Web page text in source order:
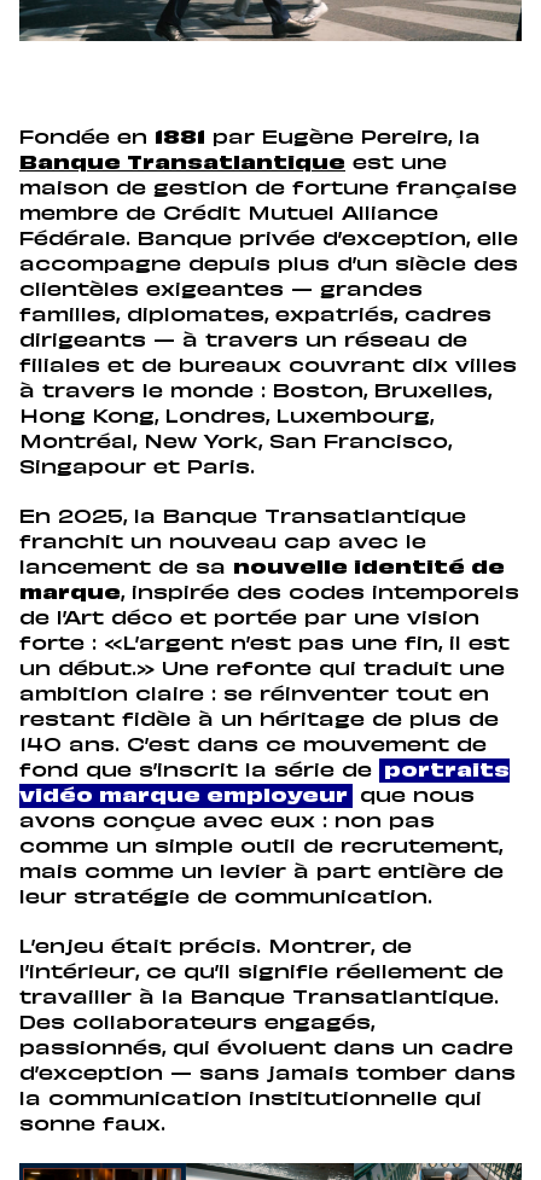
Fondée en 1881
par Eugène Pereire, la
Banque Transatlantique est une
maison de gestion de fortune française
membre de Crédit Mutuel Alliance
Fédérale. Banque privée d’exception, elle
accompagne depuis plus d’un siècle des
clientèles exigeantes — grandes
familles, diplomates, expatriés, cadres
dirigeants — à travers un réseau de
filiales et de bureaux couvrant dix villes
à travers le monde : Boston, Bruxelles,
Hong Kong, Londres, Luxembourg,
Montréal, New York, San Francisco,
Singapour et Paris.
En 2025, la Banque Transatlantique
franchit un nouveau cap avec le
lancement de sa
nouvelle identité de
marque, inspirée des codes intemporels
de l’Art déco et portée par une vision
forte : «L’argent n’est pas une fin, il est
un début.» Une refonte qui traduit une
ambition claire : se réinventer tout en
restant fidèle à un héritage de plus de
140 ans. C’est dans ce mouvement de
fond que s’inscrit la série de
portraits
vidéo marque employeur
que nous
avons conçue avec eux : non pas
comme un simple outil de recrutement,
mais comme un levier à part entière de
leur stratégie de communication.
L’enjeu était précis. Montrer, de
l’intérieur, ce qu’il signifie réellement de
travailler à la Banque Transatlantique.
Des collaborateurs engagés,
passionnés, qui évoluent dans un cadre
d’exception — sans jamais tomber dans
la communication institutionnelle qui
sonne faux.